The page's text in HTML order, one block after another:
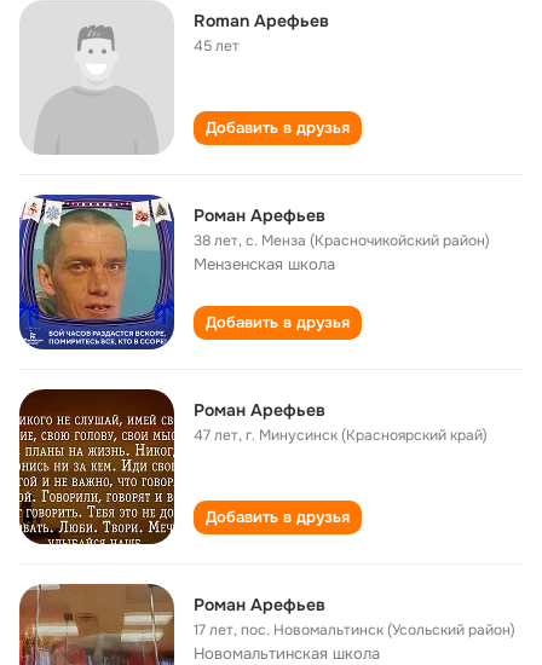
Roman Арефьев
45 лет
Добавить в друзья
Роман Арефьев
38 лет,с. Менза (Красночикойский район)
Мензенская школа
Добавить в друзья
Роман Арефьев
47 лет,г. Минусинск (Красноярский край)
Добавить в друзья
Роман Арефьев
17 лет,пос. Новомальтинск (Усольский район)
Новомальтинская школа